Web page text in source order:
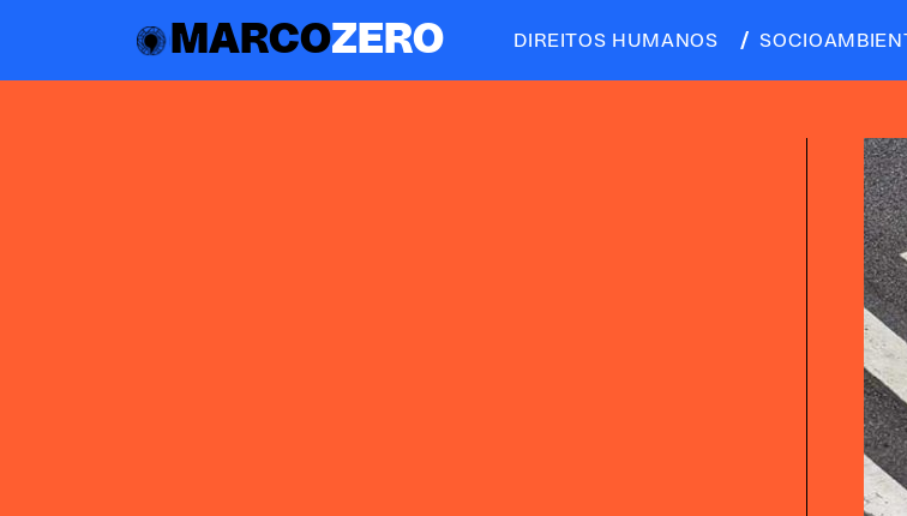
MARCOZERO DIREITOS HUMANOS